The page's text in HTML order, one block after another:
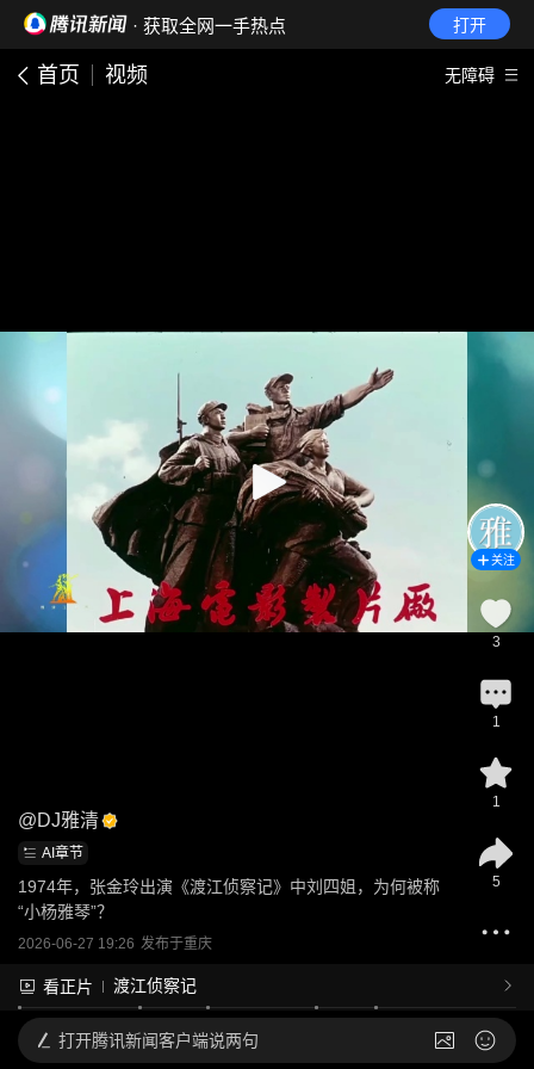
· 获取全网一手热点 打开
首页 视频 无障碍
@DJ雅清
AI章节
1974年，张金玲出演《渡江侦察记》中刘四姐，为何被称
“小杨雅琴”？
2026-06-27 19:26 发布于重庆
看正片 渡江侦察记
关注
3
1
1
5
打开腾讯新闻客户端说两句